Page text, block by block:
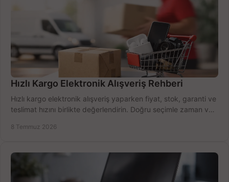
Hızlı Kargo Elektronik Alışveriş Rehberi
Hızlı kargo elektronik alışveriş yaparken fiyat, stok, garanti ve
teslimat hızını birlikte değerlendirin. Doğru seçimle zaman ve
8 Temmuz 2026